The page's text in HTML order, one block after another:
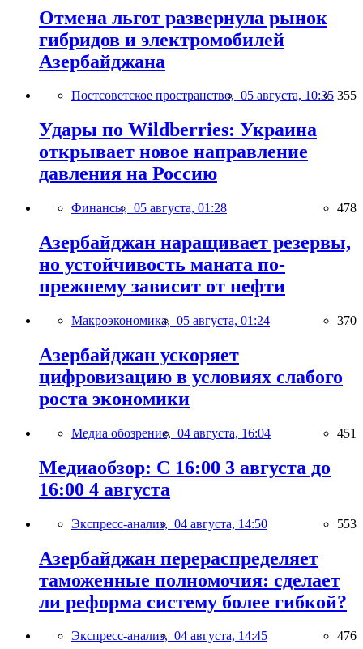
Отмена льгот развернула рынок
гибридов и электромобилей
Азербайджана
Постсоветское пространство, 05 августа, 10:35 355
Удары по Wildberries: Украина
открывает новое направление
давления на Россию
Финансы, 05 августа, 01:28 478
Азербайджан наращивает резервы,
но устойчивость маната по-
прежнему зависит от нефти
Макроэкономика, 05 августа, 01:24 370
Азербайджан ускоряет
цифровизацию в условиях слабого
роста экономики
Медиа обозрение, 04 августа, 16:04 451
Медиаобзор: С 16:00 3 августа до
16:00 4 августа
Экспресс-анализ, 04 августа, 14:50 553
Азербайджан перераспределяет
таможенные полномочия: сделает
ли реформа систему более гибкой?
Экспресс-анализ, 04 августа, 14:45 476